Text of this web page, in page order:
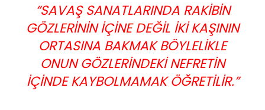
“SAVAŞ SANATLARINDA RAKIBIN
GÖZLERININ IÇINE DEĞIL IKI KAŞININ
ORTASINA BAKMAK BÖYLELIKLE
ONUN GÖZLERINDEKI NEFRETIN
IÇINDE KAYBOLMAMAK ÖĞRETILIR.”